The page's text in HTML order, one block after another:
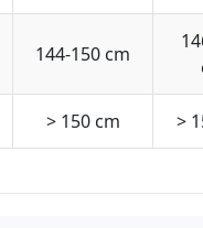
144-150 cm
> 150 cm >